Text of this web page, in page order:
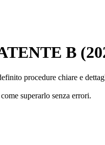
B
procedure chiare e
superarlo senza errori.